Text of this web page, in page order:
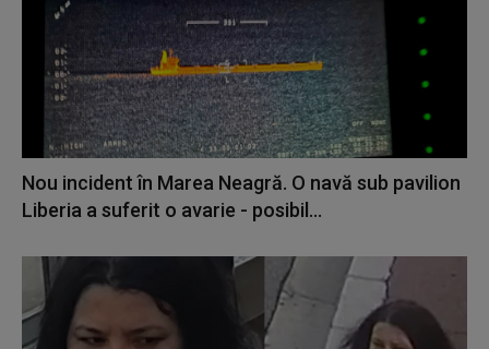
Nou incident în Marea Neagră. O navă sub pavilion
Liberia a suferit o avarie - posibil...